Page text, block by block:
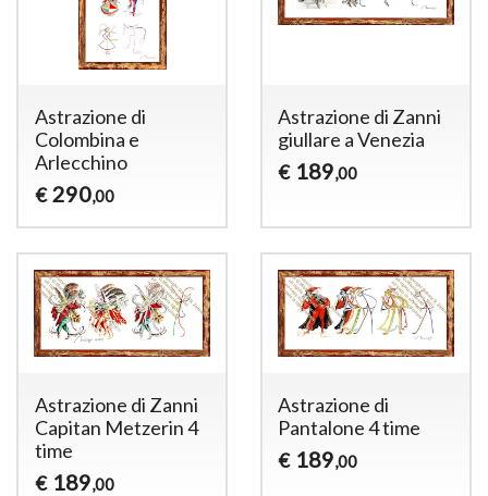
Astrazione di
Colombina e
Arlecchino
€ 290,00
Astrazione di Zanni
giullare a Venezia
€ 189,00
Astrazione di Zanni
Capitan Metzerin 4
time
€ 189,00
Astrazione di
Pantalone 4 time
€ 189,00